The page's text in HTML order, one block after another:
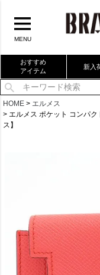
MENU
おすすめ
アイテム
新入
当店厳選ブランドバッ
HOME
エルメス
エルメス ポケット コンパ
ス】